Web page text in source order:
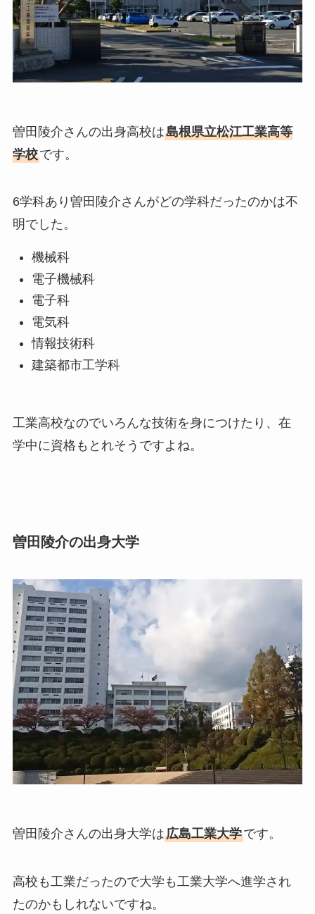
曽田陵介さんの出身高校は島根県立松江工業高等
学校です。
6学科あり曽田陵介さんがどの学科だったのかは不
明でした。
機械科
電子機械科
電子科
電気科
情報技術科
建築都市工学科
工業高校なのでいろんな技術を身につけたり、在
学中に資格もとれそうですよね。
曽田陵介の出身大学
曽田陵介さんの出身大学は広島工業大学です。
高校も工業だったので大学も工業大学へ進学され
たのかもしれないですね。